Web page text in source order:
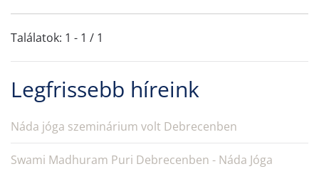
Találatok: 1 - 1 / 1
Legfrissebb híreink
Náda jóga szeminárium volt Debrecenben
Swami Madhuram Puri Debrecenben - Náda Jóga